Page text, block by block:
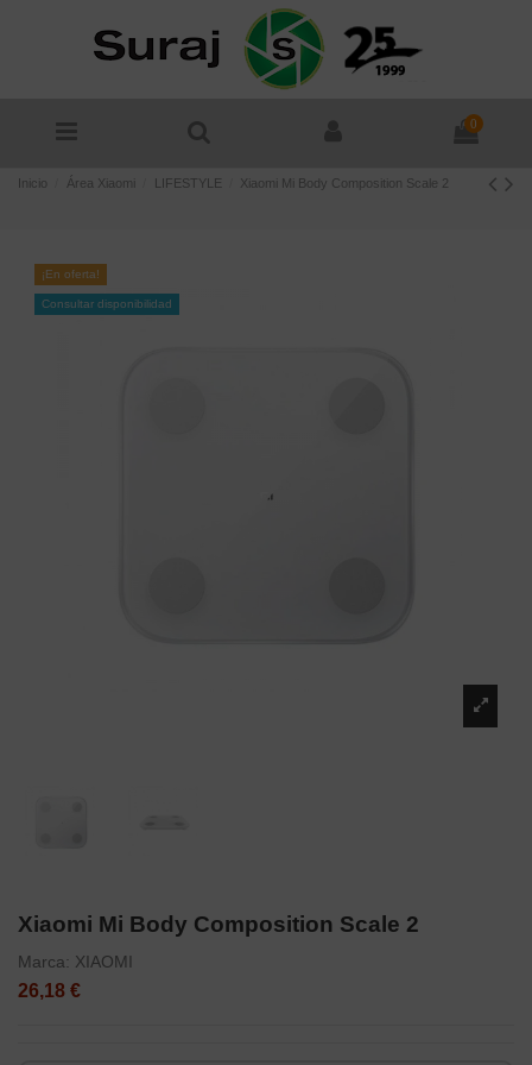
0
Inicio Área Xiaomi LIFESTYLE Xiaomi Mi Body Composition Scale 2
¡En oferta!
Consultar disponibilidad
Xiaomi Mi Body Composition Scale 2
Marca: XIAOMI
26,18 €